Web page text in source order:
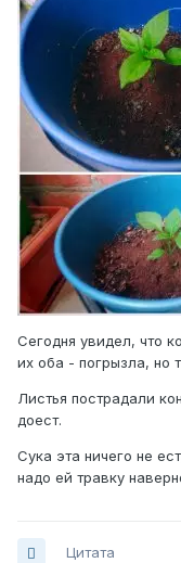
Сегодня увидел, что
их оба - погрызла, но
Листья пострадали
доест.
Сука эта ничего не
надо ей травку
Цитата